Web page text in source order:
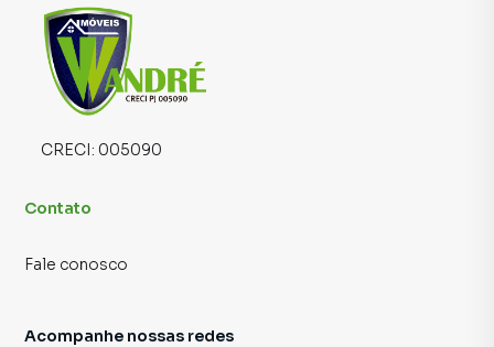
CRECI: 005090
Contato
Fale conosco
Acompanhe nossas redes